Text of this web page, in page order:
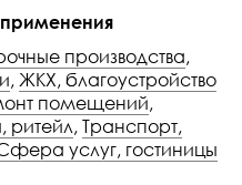
производства,
, ЖКХ, благоустройство
помещений,
ритейл, Транспорт,
услуг, гостиницы